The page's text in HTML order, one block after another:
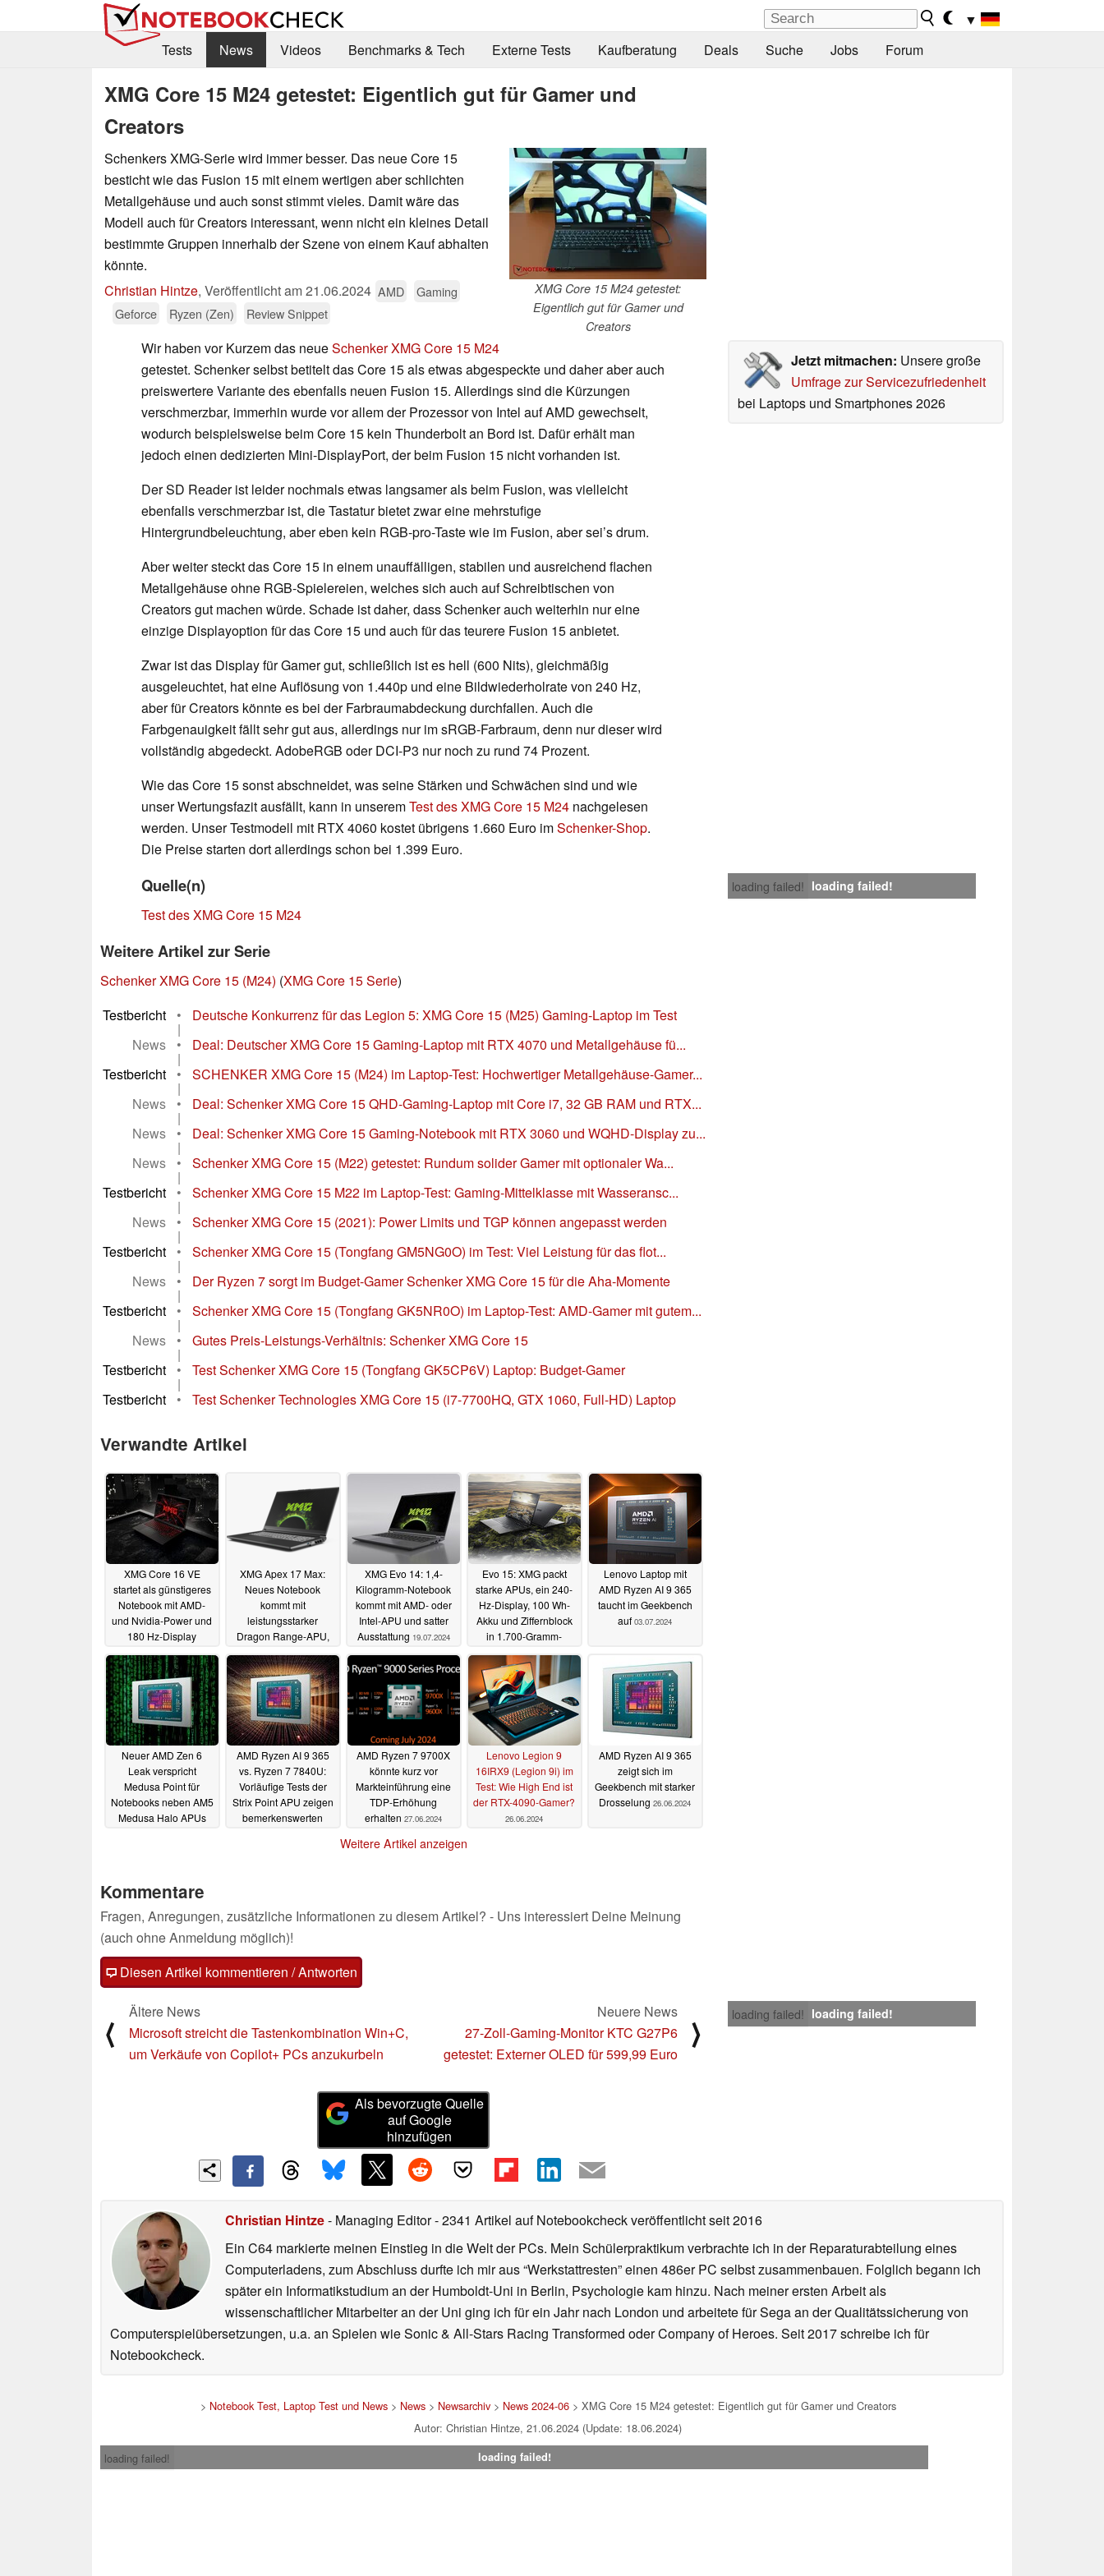
▼
Tests
News Videos Benchmarks & Tech Externe Tests Kaufberatung Deals Suche Jobs Forum
XMG Core 15 M24 getestet: Eigentlich gut für Gamer und
Creators
XMG Core 15 M24 getestet:
Eigentlich gut für Gamer und
Creators
Schenkers XMG-Serie wird immer besser. Das neue Core 15
besticht wie das Fusion 15 mit einem wertigen aber schlichten
Metallgehäuse und auch sonst stimmt vieles. Damit wäre das
Modell auch für Creators interessant, wenn nicht ein kleines Detail
bestimmte Gruppen innerhalb der Szene von einem Kauf abhalten
könnte.
Christian Hintze, Veröffentlicht am21.06.2024 AMD
Gaming
Geforce
Ryzen (Zen) Review Snippet
Jetzt mitmachen: Unsere große
Umfrage zur Servicezufriedenheit
bei Laptops und Smartphones 2026
Wir haben vor Kurzem das neueSchenker XMG Core 15 M24
getestet. Schenker selbst betitelt das Core 15 als etwas abgespeckte und daher aber auch
preiswertere Variante des ebenfalls neuen Fusion 15. Allerdings sind die Kürzungen
verschmerzbar, immerhin wurde vor allem der Prozessor von Intel auf AMD gewechselt,
wodurch beispielsweise beim Core 15 kein Thunderbolt an Bord ist. Dafür erhält man
jedoch einen dedizierten Mini-DisplayPort, der beim Fusion 15 nicht vorhanden ist.
Der SD Reader ist leider nochmals etwas langsamer als beim Fusion, was vielleicht
ebenfalls verschmerzbar ist, die Tastatur bietet zwar eine mehrstufige
Hintergrundbeleuchtung, aber eben kein RGB-pro-Taste wie im Fusion, aber sei’s drum.
Aber weiter steckt das Core 15 in einem unauffälligen, stabilen und ausreichend flachen
Metallgehäuse ohne RGB-Spielereien, welches sich auch auf Schreibtischen von
Creators gut machen würde. Schade ist daher, dass Schenker auch weiterhin nur eine
einzige Displayoption für das Core 15 und auch für das teurere Fusion 15 anbietet.
Zwar ist das Display für Gamer gut, schließlich ist es hell (600 Nits), gleichmäßig
ausgeleuchtet, hat eine Auflösung von 1.440p und eine Bildwiederholrate von 240 Hz,
aber für Creators könnte es bei der Farbraumabdeckung durchfallen. Auch die
Farbgenauigkeit fällt sehr gut aus, allerdings nur im sRGB-Farbraum, denn nur dieser wird
vollständig abgedeckt. AdobeRGB oder DCI-P3 nur noch zu rund 74 Prozent.
Wie das Core 15 sonst abschneidet, was seine Stärken und Schwächen sind und wie
unser Wertungsfazit ausfällt, kann in unseremTest des XMG Core 15 M24 nachgelesen
werden. Unser Testmodell mit RTX 4060 kostet übrigens 1.660 Euro imSchenker-Shop.
Die Preise starten dort allerdings schon bei 1.399 Euro.
loading failed! loading failed!
Quelle(n)
Test des XMG Core 15 M24
Weitere Artikel zur Serie
Schenker XMG Core 15 (M24) (XMG Core 15 Serie)
Testbericht
• Deutsche Konkurrenz für das Legion 5: XMG Core 15 (M25) Gaming-Laptop im Test
|
News
• Deal: Deutscher XMG Core 15 Gaming-Laptop mit RTX 4070 und Metallgehäuse fü...
|
Testbericht
• SCHENKER XMG Core 15 (M24) im Laptop-Test: Hochwertiger Metallgehäuse-Gamer...
|
News
• Deal: Schenker XMG Core 15 QHD-Gaming-Laptop mit Core i7, 32 GB RAM und RTX...
|
News
• Deal: Schenker XMG Core 15 Gaming-Notebook mit RTX 3060 und WQHD-Display zu...
|
News
• Schenker XMG Core 15 (M22) getestet: Rundum solider Gamer mit optionaler Wa...
|
Testbericht
• Schenker XMG Core 15 M22 im Laptop-Test: Gaming-Mittelklasse mit Wasseransc...
|
News
• Schenker XMG Core 15 (2021): Power Limits und TGP können angepasst werden
|
Testbericht
• Schenker XMG Core 15 (Tongfang GM5NG0O) im Test: Viel Leistung für das flot...
|
News
• Der Ryzen 7 sorgt im Budget-Gamer Schenker XMG Core 15 für die Aha-Momente
|
Testbericht
• Schenker XMG Core 15 (Tongfang GK5NR0O) im Laptop-Test: AMD-Gamer mit gutem...
|
News
• Gutes Preis-Leistungs-Verhältnis: Schenker XMG Core 15
|
Testbericht
• Test Schenker XMG Core 15 (Tongfang GK5CP6V) Laptop: Budget-Gamer
|
Testbericht
• Test Schenker Technologies XMG Core 15 (i7-7700HQ, GTX 1060, Full-HD) Laptop
Verwandte Artikel
XMG Core 16 VE
startet als günstigeres
Notebook mit AMD-
und Nvidia-Power und
180 Hz-Display
06.11.2025
XMG Apex 17 Max:
Neues Notebook
kommt mit
leistungsstarker
Dragon Range-APU,
RTX-Grafikpower
12.09.2024
XMG Evo 14: 1,4-
Kilogramm-Notebook
kommt mit AMD- oder
Intel-APU und satter
Ausstattung 19.07.2024
Evo 15: XMG packt
starke APUs, ein 240-
Hz-Display, 100 Wh-
Akku und Ziffernblock
in 1.700-Gramm-
19.07.2024
Lenovo Laptop mit
AMD Ryzen AI 9 365
taucht im Geekbench
auf 03.07.2024
Neuer AMD Zen 6
Leak verspricht
Medusa Point für
Notebooks neben AM5
Medusa Halo APUs
AMD Ryzen AI 9 365
vs. Ryzen 7 7840U:
Vorläufige Tests der
Strix Point APU zeigen
bemerkenswerten
AMD Ryzen 7 9700X
könnte kurz vor
Markteinführung eine
TDP-Erhöhung
erhalten 27.06.2024
Lenovo Legion 9
16IRX9 (Legion 9i) im
Test: Wie High End ist
der RTX-4090-Gamer?
26.06.2024
AMD Ryzen AI 9 365
zeigt sich im
Geekbench mit starker
Drosselung 26.06.2024
Weitere Artikel anzeigen
Kommentare
Fragen, Anregungen, zusätzliche Informationen zu diesem Artikel? - Uns interessiert Deine Meinung
(auch ohne Anmeldung möglich)!
Diesen Artikel kommentieren / Antworten
loading failed! loading failed!
⟨
Ältere News
Microsoft streicht die Tastenkombination Win+C,
um Verkäufe von Copilot+ PCs anzukurbeln
Neuere News
27-Zoll-Gaming-Monitor KTC G27P6
getestet: Externer OLED für 599,99 Euro
⟩
Als bevorzugte Quelle
auf Google
hinzufügen
Christian Hintze- Managing Editor- 2341 Artikel auf Notebookcheck veröffentlichtseit 2016
Ein C64 markierte meinen Einstieg in die Welt der PCs. Mein Schülerpraktikum verbrachte ich in der Reparaturabteilung eines
Computerladens, zum Abschluss durfte ich mir aus “Werkstattresten” einen 486er PC selbst zusammenbauen. Folglich begann ich
später ein Informatikstudium an der Humboldt-Uni in Berlin, Psychologie kam hinzu. Nach meiner ersten Arbeit als
wissenschaftlicher Mitarbeiter an der Uni ging ich für ein Jahr nach London und arbeitete für Sega an der Qualitätssicherung von
Computerspielübersetzungen, u.a. an Spielen wie Sonic & All-Stars Racing Transformed oder Company of Heroes. Seit 2017 schreibe ich für
Notebookcheck.
> Notebook Test, Laptop Test und News> News> Newsarchiv> News 2024-06> XMG Core 15 M24 getestet: Eigentlich gut für Gamer und Creators
Autor: Christian Hintze, 21.06.2024 (Update: 18.06.2024)
loading failed!
loading failed!